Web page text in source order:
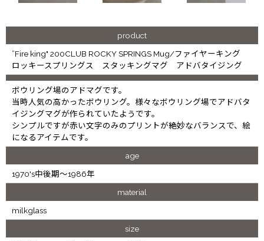
product
”Fire king" 200CLUB ROCKY SPRINGS Mug/ファイヤーキング
ロッキースプリングス スタッキングマグ アドバタイジング
ボウリング場のアドマグです。
当時人気の高かったボウリング。様々なボウリング場でアドバタ
イジングマグが作られていたようです。
シンプルですが赤い文字のみのプリントが絶妙なバランスで、絵
になるアイテムです。
age
1970's中後期～1986年
material
milkglass
size